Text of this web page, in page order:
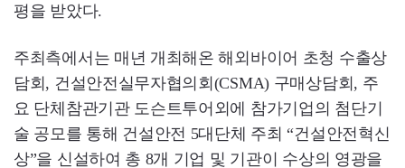
평을 받았다.
주최측에서는 매년 개최해온 해외바이어 초청 수출상
담회, 건설안전실무자협의회(CSMA) 구매상담회, 주
요 단체참관기관 도슨트투어외에 참가기업의 첨단기
술 공모를 통해 건설안전 5대단체 주최 “건설안전혁신
상”을 신설하여 총 8개 기업 및 기관이 수상의 영광을